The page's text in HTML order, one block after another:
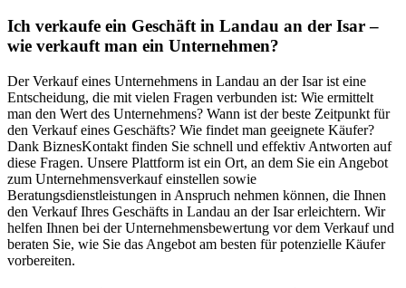
Ich verkaufe ein Geschäft in Landau an der Isar –
wie verkauft man ein Unternehmen?
Der Verkauf eines Unternehmens in Landau an der Isar ist eine
Entscheidung, die mit vielen Fragen verbunden ist: Wie ermittelt
man den Wert des Unternehmens? Wann ist der beste Zeitpunkt für
den Verkauf eines Geschäfts? Wie findet man geeignete Käufer?
Dank BiznesKontakt finden Sie schnell und effektiv Antworten auf
diese Fragen. Unsere Plattform ist ein Ort, an dem Sie ein Angebot
zum Unternehmensverkauf einstellen sowie
Beratungsdienstleistungen in Anspruch nehmen können, die Ihnen
den Verkauf Ihres Geschäfts in Landau an der Isar erleichtern. Wir
helfen Ihnen bei der Unternehmensbewertung vor dem Verkauf und
beraten Sie, wie Sie das Angebot am besten für potenzielle Käufer
vorbereiten.